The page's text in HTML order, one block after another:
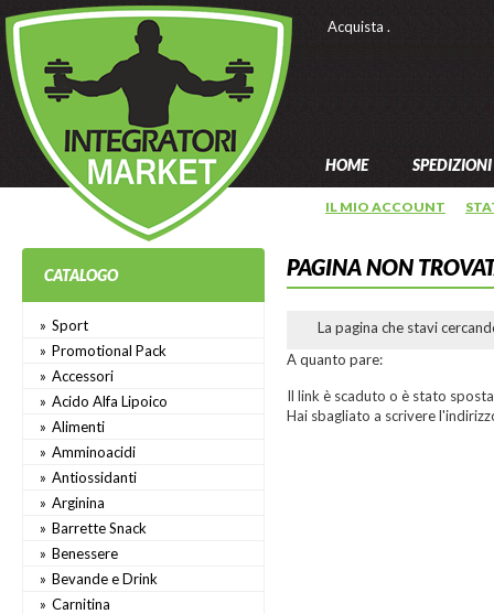
Acquista .
HOME SPEDIZIONI
IL MIO ACCOUNT
CATALOGO
Sport
Promotional Pack
Accessori
Acido Alfa Lipoico
Alimenti
Amminoacidi
Antiossidanti
Arginina
Barrette Snack
Benessere
Bevande e Drink
Carnitina
PAGINA NON
La pagina che stavi
A quanto pare:
Il link è scaduto o è stato
Hai sbagliato a scrivere